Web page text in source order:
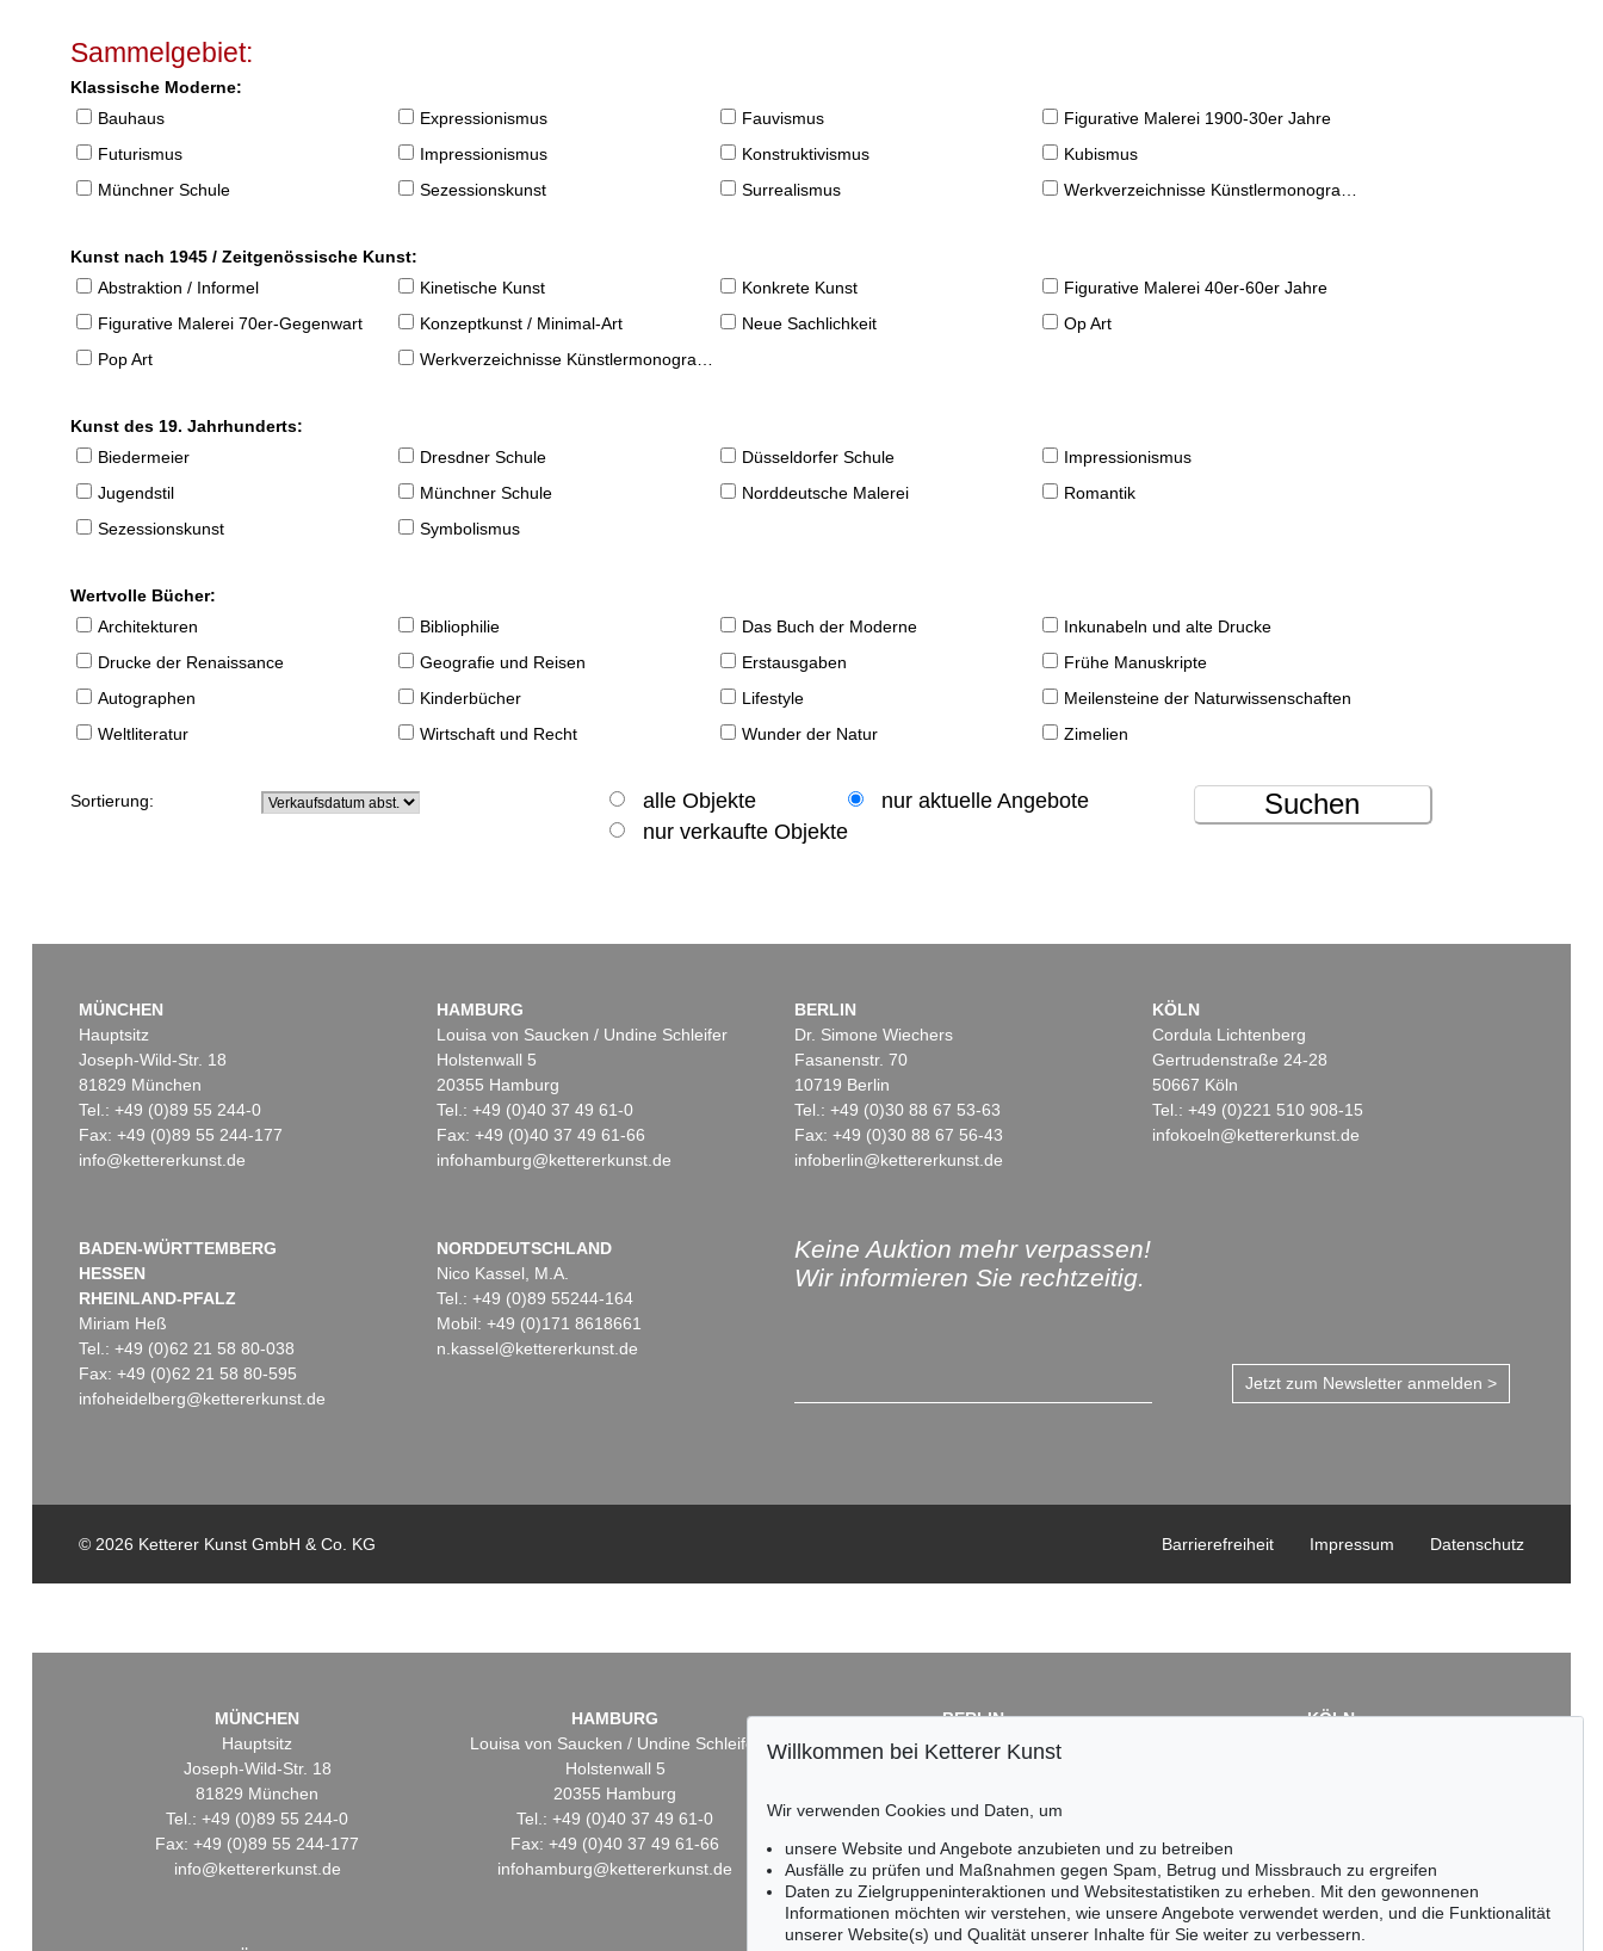
Sammelgebiet:
Klassische Moderne:
Bauhaus
Expressionismus Fauvismus
Figurative Malerei 1900-30er Jahre
Futurismus
Impressionismus Konstruktivismus
Kubismus
Münchner Schule
Sezessionskunst Surrealismus Werkverzeichnisse Künstlermonographien
Kunst nach 1945 / Zeitgenössische Kunst:
Abstraktion / Informel
Kinetische Kunst Konkrete Kunst
Figurative Malerei 40er-60er Jahre
Figurative Malerei 70er-Gegenwart
Konzeptkunst / Minimal-Art Neue Sachlichkeit
Op Art
Pop Art
Werkverzeichnisse Künstlermonographien
Kunst des 19. Jahrhunderts:
Biedermeier
Dresdner Schule Düsseldorfer Schule
Impressionismus
Jugendstil
Münchner Schule Norddeutsche Malerei
Romantik
Sezessionskunst
Symbolismus
Wertvolle Bücher:
Architekturen
Bibliophilie Das Buch der Moderne
Inkunabeln und alte Drucke
Drucke der Renaissance
Geografie und Reisen Erstausgaben
Frühe Manuskripte
Autographen
Kinderbücher Lifestyle
Meilensteine der Naturwissenschaften
Weltliteratur
Wirtschaft und Recht Wunder der Natur Zimelien
Sortierung: alle Objekte
nur aktuelle Angebote
nur verkaufte Objekte
Suchen
MÜNCHEN
Hauptsitz
Joseph-Wild-Str. 18
81829 München
Tel.: +49 (0)89 55 244-0
Fax: +49 (0)89 55 244-177
info@kettererkunst.de
HAMBURG
Louisa von Saucken / Undine Schleifer
Holstenwall 5
20355 Hamburg
Tel.: +49 (0)40 37 49 61-0
Fax: +49 (0)40 37 49 61-66
infohamburg@kettererkunst.de
BERLIN
Dr. Simone Wiechers
Fasanenstr. 70
10719 Berlin
Tel.: +49 (0)30 88 67 53-63
Fax: +49 (0)30 88 67 56-43
infoberlin@kettererkunst.de
KÖLN
Cordula Lichtenberg
Gertrudenstraße 24-28
50667 Köln
Tel.: +49 (0)221 510 908-15
infokoeln@kettererkunst.de
BADEN-WÜRTTEMBERG
HESSEN
RHEINLAND-PFALZ
Miriam Heß
Tel.: +49 (0)62 21 58 80-038
Fax: +49 (0)62 21 58 80-595
infoheidelberg@kettererkunst.de
NORDDEUTSCHLAND
Nico Kassel, M.A.
Tel.: +49 (0)89 55244-164
Mobil: +49 (0)171 8618661
n.kassel@kettererkunst.de
Keine Auktion mehr verpassen!
Wir informieren Sie rechtzeitig.
Jetzt zum Newsletter anmelden >
© 2026 Ketterer Kunst GmbH & Co. KG Datenschutz
Impressum
Barrierefreiheit
MÜNCHEN
Hauptsitz
Joseph-Wild-Str. 18
81829 München
Tel.: +49 (0)89 55 244-0
Fax: +49 (0)89 55 244-177
info@kettererkunst.de
HAMBURG
Louisa von Saucken / Undine Schleifer
Holstenwall 5
20355 Hamburg
Tel.: +49 (0)40 37 49 61-0
Fax: +49 (0)40 37 49 61-66
infohamburg@kettererkunst.de
BERLIN
Dr. Simone Wiechers
Tel.: +49 (0)30 88 67 53-63
Fax: +49 (0)30 88 67 56-43
infoberlin@kettererkunst.de
KÖLN
infokoeln@kettererkunst.de
Willkommen bei Ketterer Kunst
Wir verwenden Cookies und Daten, um
unsere Website und Angebote anzubieten und zu betreiben
Ausfälle zu prüfen und Maßnahmen gegen Spam, Betrug und Missbrauch zu ergreifen
Daten zu Zielgruppeninteraktionen und Websitestatistiken zu erheben. Mit den gewonnenen
Informationen möchten wir verstehen, wie unsere Angebote verwendet werden, und die Funktionalität
unserer Website(s) und Qualität unserer Inhalte für Sie weiter zu verbessern.